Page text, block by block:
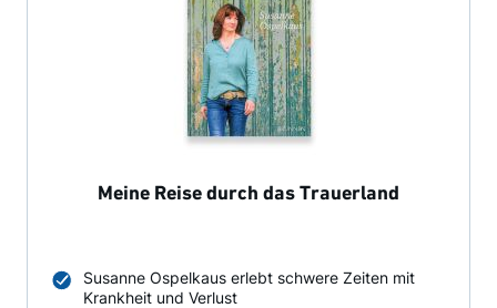
Meine Reise durch das Trauerland
Susanne Ospelkaus erlebt schwere Zeiten mit
Krankheit und Verlust